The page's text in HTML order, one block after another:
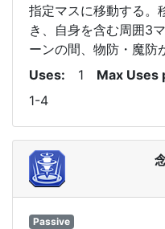
指定マスに移動する。
き、自身を含む周囲3
ーンの間、物防・魔防
Uses
1 Max Uses
1-4
Passive